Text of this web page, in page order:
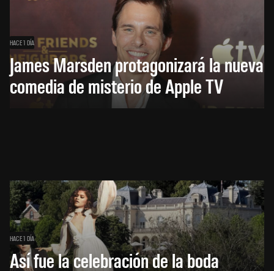
HACE 1 DÍA
James Marsden protagonizará la nueva
comedia de misterio de Apple TV
HACE 1 DÍA
Así fue la celebración de la boda